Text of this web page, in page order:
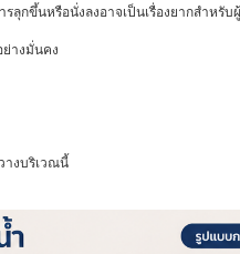
ขึ้นหรือนั่งลงอาจเป็นเรื่องยากสำหรั
างมั่นคง
างบริเวณนี้